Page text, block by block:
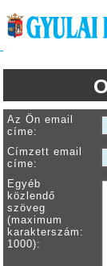
Az Ön email
címe:
Címzett email
címe:
Egyéb
közlendő
szöveg
(maximum
karakterszám:
1000):